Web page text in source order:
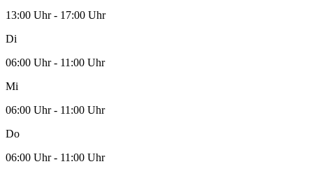
13:00 Uhr - 17:00 Uhr
Di
06:00 Uhr - 11:00 Uhr
Mi
06:00 Uhr - 11:00 Uhr
Do
06:00 Uhr - 11:00 Uhr